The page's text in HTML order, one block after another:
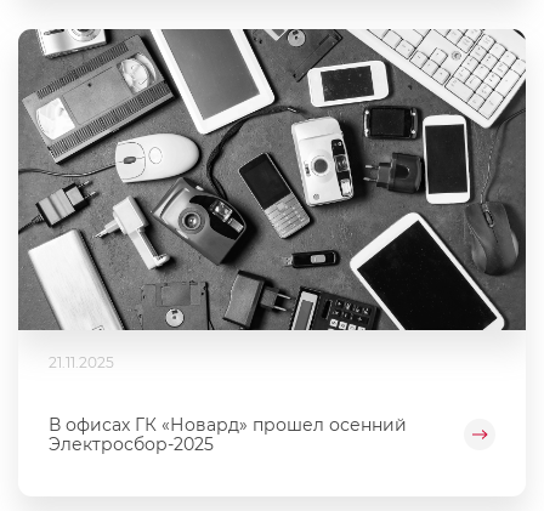
21.11.2025
В офисах ГК «Новард» прошел осенний
Электросбор-2025